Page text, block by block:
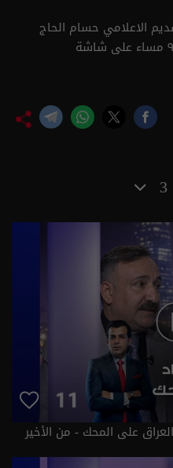
الاعلامي حسام الحاج
من الأحد إلى الأربعاء الساعة ٩:٣٠ مساء على شاشة
على المحك - من الأخير